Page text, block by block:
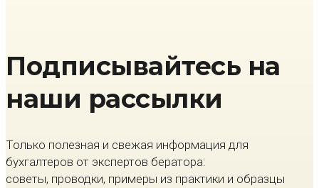
Подписывайтесь на
наши рассылки
Только полезная и свежая информация для
бухгалтеров от экспертов бератора:
советы, проводки, примеры из практики и образцы